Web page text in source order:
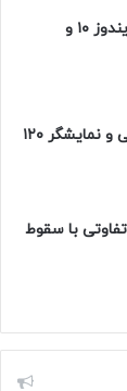
بیش از ۱٫۴ میلیارد دستگاه از ویندوز ۱۰ و
آنر ۵۰ با دوربین ۱۰۸ مگاپیکسلی و نمایشگر ۱۲۰
با سقوط